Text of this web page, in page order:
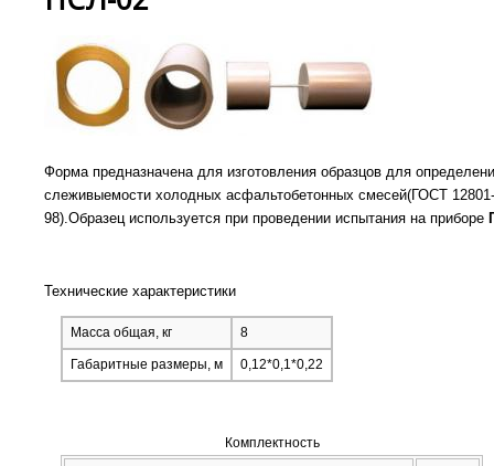
Форма предназначена для изготовления образцов для
слеживыемости холодных асфальтобетонных смесей(ГОСТ 12801-
98).Образец используется при проведении испытания на приборе
Технические характеристики
Масса общая, кг 8
Габаритные размеры, м 0,12*0,1*0,22
Комплектность